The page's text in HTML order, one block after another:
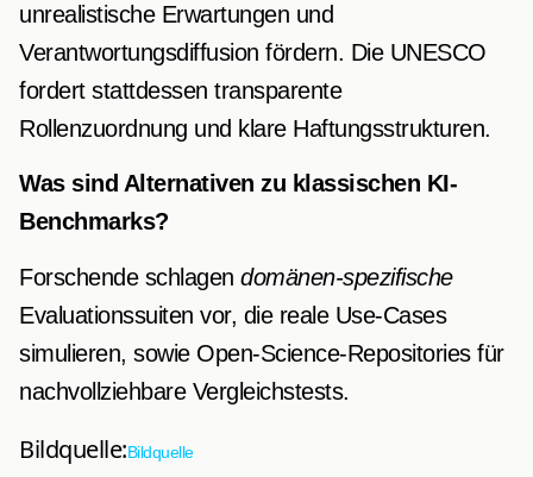
unrealistische Erwartungen und
Verantwortungsdiffusion fördern. Die UNESCO
fordert stattdessen transparente
Rollenzuordnung und klare Haftungsstrukturen.
Was sind Alternativen zu klassischen KI-
Benchmarks?
Forschende schlagen domänen-spezifische
Evaluationssuiten vor, die reale Use-Cases
simulieren, sowie Open-Science-Repositories für
nachvollziehbare Vergleichstests.
Bildquelle:Bildquelle